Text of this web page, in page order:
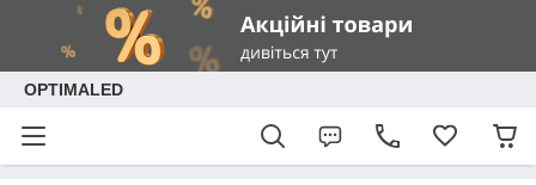
OPTIMALED